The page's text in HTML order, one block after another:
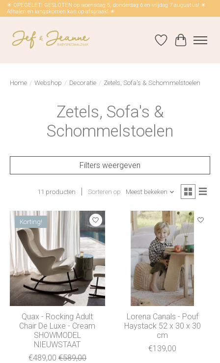
☀ OPEGELET! GESLOTEN op woensdag 5, donderdag 6 en vrijdag 7 augustus! ☀
Afhalen en langskomen kan op afspraak! ☀
Verlanglijst
Home / Webshop / Decoratie / Zetels, Sofa's & Schommelstoelen
Zetels, Sofa's &
Schommelstoelen
Filters weergeven
11 producten Sorteren op Meest bekeken
Korting!
Quax - Rocking Adult
Chair De Luxe - Cream
SHOWMODEL
NIEUWSTAAT
€489,00 €589,00
Lorena Canals - Pouf
Haystack 52 x 30 x 30
cm
€139,00